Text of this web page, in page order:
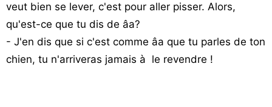
veut bien se lever, c'est pour aller pisser. Alors,
qu'est-ce que tu dis de âa?
- J'en dis que si c'est comme âa que tu parles de ton
chien, tu n'arriveras jamais à le revendre !